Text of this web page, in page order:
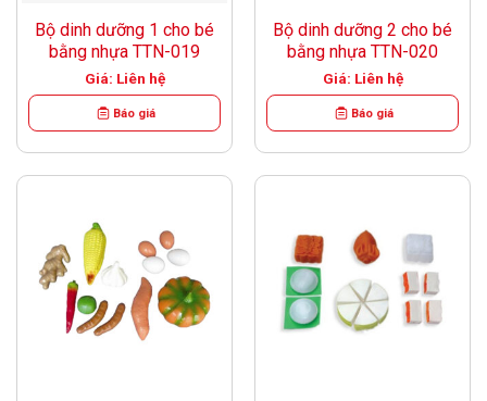
Bộ dinh dưỡng 1 cho bé
bằng nhựa TTN-019
Giá: Liên hệ
Báo giá
Bộ dinh dưỡng 2 cho bé
bằng nhựa TTN-020
Giá: Liên hệ
Báo giá